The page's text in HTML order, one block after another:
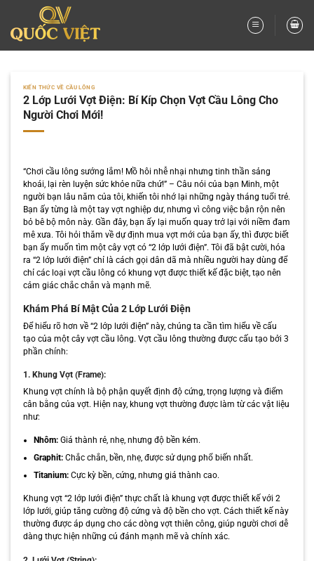
nội
dung
KIẾN THỨC VỀ CẦU LÔNG
2 Lớp Lưới Vợt Điện: Bí Kíp Chọn Vợt Cầu Lông Cho
Người Chơi Mới!
“Chơi cầu lông sướng lắm! Mồ hôi nhễ nhại nhưng tinh thần sảng
khoái, lại rèn luyện sức khỏe nữa chứ!” – Câu nói của bạn Minh, một
người bạn lâu năm của tôi, khiến tôi nhớ lại những ngày tháng tuổi trẻ.
Bạn ấy từng là một tay vợt nghiệp dư, nhưng vì công việc bận rộn nên
bỏ bê bộ môn này. Gần đây, bạn ấy lại muốn quay trở lại với niềm đam
mê xưa. Tôi hỏi thăm về dự định mua vợt mới của bạn ấy, thì được biết
bạn ấy muốn tìm một cây vợt có “2 lớp lưới điện”. Tôi đã bật cười, hóa
ra “2 lớp lưới điện” chỉ là cách gọi dân dã mà nhiều người hay dùng để
chỉ các loại vợt cầu lông có khung vợt được thiết kế đặc biệt, tạo nên
cảm giác chắc chắn và mạnh mẽ.
Khám Phá Bí Mật Của 2 Lớp Lưới Điện
Để hiểu rõ hơn về “2 lớp lưới điện” này, chúng ta cần tìm hiểu về cấu
tạo của một cây vợt cầu lông. Vợt cầu lông thường được cấu tạo bởi 3
phần chính:
1. Khung Vợt (Frame):
Khung vợt chính là bộ phận quyết định độ cứng, trọng lượng và điểm
cân bằng của vợt. Hiện nay, khung vợt thường được làm từ các vật liệu
như:
Nhôm:Giá thành rẻ, nhẹ, nhưng độ bền kém.
Graphit:Chắc chắn, bền, nhẹ, được sử dụng phổ biến nhất.
Titanium:Cực kỳ bền, cứng, nhưng giá thành cao.
Khung vợt “2 lớp lưới điện” thực chất là khung vợt được thiết kế với 2
lớp lưới, giúp tăng cường độ cứng và độ bền cho vợt. Cách thiết kế này
thường được áp dụng cho các dòng vợt thiên công, giúp người chơi dễ
dàng thực hiện những cú đánh mạnh mẽ và chính xác.